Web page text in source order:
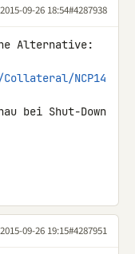
2015-09-26 18:54#4287938
Alternative:
NCP14
bei Shut-Down
2015-09-26 19:15#4287951